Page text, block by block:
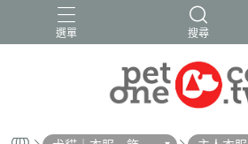
選單 搜尋